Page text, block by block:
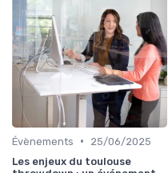
Évènements •
25/06/2025
Les enjeux du toulouse